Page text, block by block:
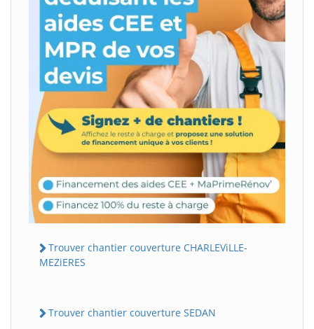
Trouver chantier couverture CHARLEViLLE-
MEZiERES
Trouver chantier couverture SEDAN